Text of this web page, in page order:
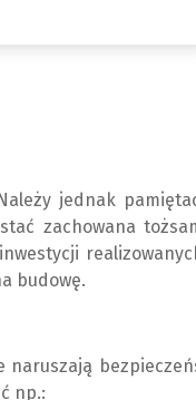
jednak
zachowana
budowę.
np.: